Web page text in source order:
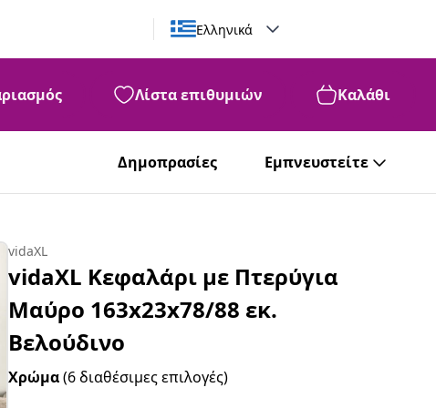
Ελληνικά
Λίστα επιθυμιών Καλάθι
Δημοπρασίες Εμπνευστείτε
vidaXL
vidaXL Κεφαλάρι με Πτερύγια
Μαύρο 163x23x78/88 εκ.
Βελούδινο
Χρώμα(6 διαθέσιμες επιλογές)